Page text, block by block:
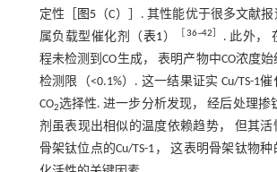
定性［
图5 （C）］. 其性能优于很多文献
属负载型催化剂（表1） 36~42
. 此外，
程未检测到CO生成， 表明产物中CO浓度
检测限（<0.1%）. 这一结果证实 Cu/TS-1
CO2选择性. 进一步分析发现， 经后处理掺
剂虽表现出相似的温度依赖趋势， 但其活
骨架钛位点的Cu/TS-1， 这表明骨架钛物